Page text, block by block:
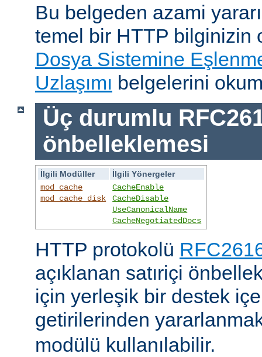
Bu belgeden azami
temel bir HTTP bilginizin
Dosya Sistemine
Uzlaşımı belgelerini
Üç durumlu
önbelleklemesi
İlgili Modüller
İlgili Yönergeler
mod_cache
mod_cache_disk
CacheEnable
CacheDisable
UseCanonicalName
CacheNegotiatedDocs
HTTP protokolü
açıklanan satıriçi
için yerleşik bir destek
getirilerinden
modülü kullanılabilir.